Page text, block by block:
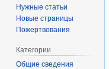
Нужные статьи
Новые страницы
Пожертвования
Категории
Общие сведения